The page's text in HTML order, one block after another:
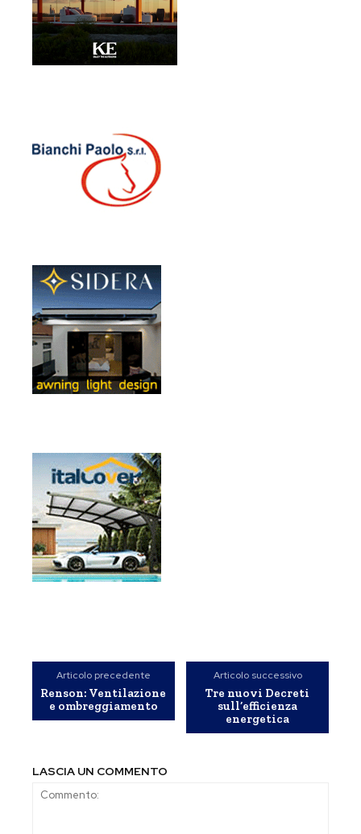
Articolo precedente
Renson: Ventilazione
e ombreggiamento
Articolo successivo
Tre nuovi Decreti
sull’efficienza
energetica
LASCIA UN COMMENTO